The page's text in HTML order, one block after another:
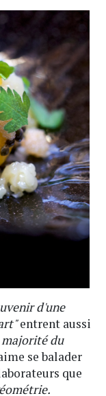
d'une
entrent aussi
majorité du
se balader
que